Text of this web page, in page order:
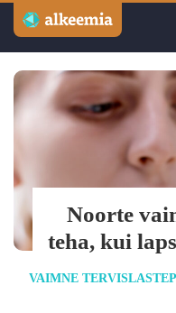
Artiklid
Podcast
Veebinarid
Kuulutused
Noorte
teha, kui
VAIMNE TERVIS